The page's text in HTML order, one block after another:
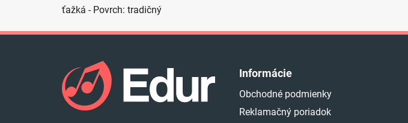
ťažká - Povrch: tradičný
Informácie
Obchodné podmienky
Reklamačný poriadok